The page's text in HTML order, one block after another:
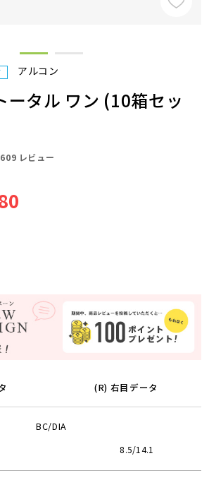
アルコン
ータル ワン (10箱セッ
609 レビュー
(R) 右目データ
BC/DIA
8.5/14.1